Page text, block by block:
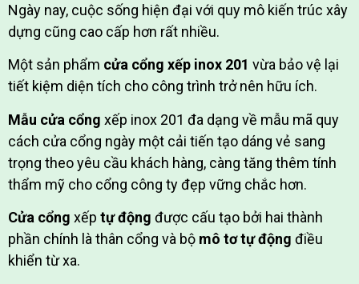
Ngày nay, cuộc sống hiện đại với quy mô kiến trúc xây
dựng cũng cao cấp hơn rất nhiều.
Một sản phẩm cửa cổng xếp inox 201 vừa bảo vệ lại
tiết kiệm diện tích cho công trình trở nên hữu ích.
Mẫu cửa cổng xếp inox 201 đa dạng về mẫu mã quy
cách cửa cổng ngày một cải tiến tạo dáng vẻ sang
trọng theo yêu cầu khách hàng, càng tăng thêm tính
thẩm mỹ cho cổng công ty đẹp vững chắc hơn.
Cửa cổng xếp tự động được cấu tạo bởi hai thành
phần chính là thân cổng và bộ mô tơ tự động điều
khiển từ xa.